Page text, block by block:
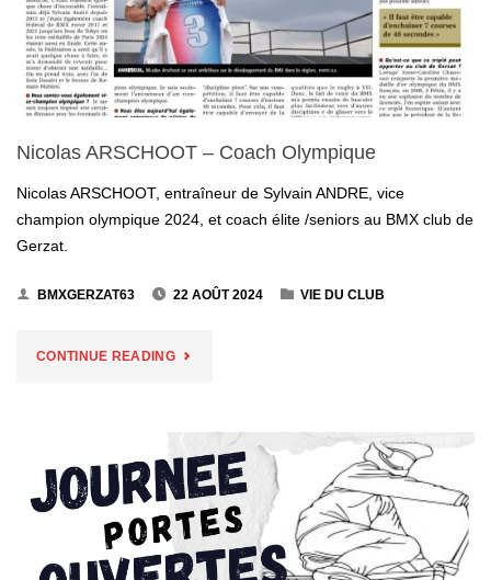
2024"
Nicolas ARSCHOOT – Coach Olympique
Nicolas ARSCHOOT, entraîneur de Sylvain ANDRE, vice
champion olympique 2024, et coach élite /seniors au BMX club de
Gerzat.
BMXGERZAT63 22 AOÛT 2024 VIE DU CLUB
CONTINUE READING"NICOLAS
COACH
OLYMPIQUE"